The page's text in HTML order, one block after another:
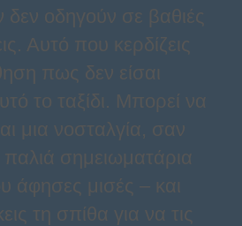
δεν οδηγούν σε βαθιές
Αυτό που κερδίζεις
πως δεν είσαι
το ταξίδι. Μπορεί να
μια νοσταλγία, σαν
σημειωματάρια
άφησες μισές – και
τη σπίθα για να τις